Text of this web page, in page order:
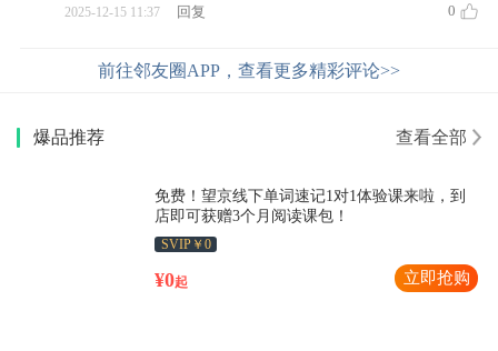
0
2025-12-15 11:37 回复
前往邻友圈APP，查看更多精彩评论>>
爆品推荐 查看全部
免费！望京线下单词速记1对1体验课来啦，到
店即可获赠3个月阅读课包！
SVIP￥0
¥0起 立即抢购